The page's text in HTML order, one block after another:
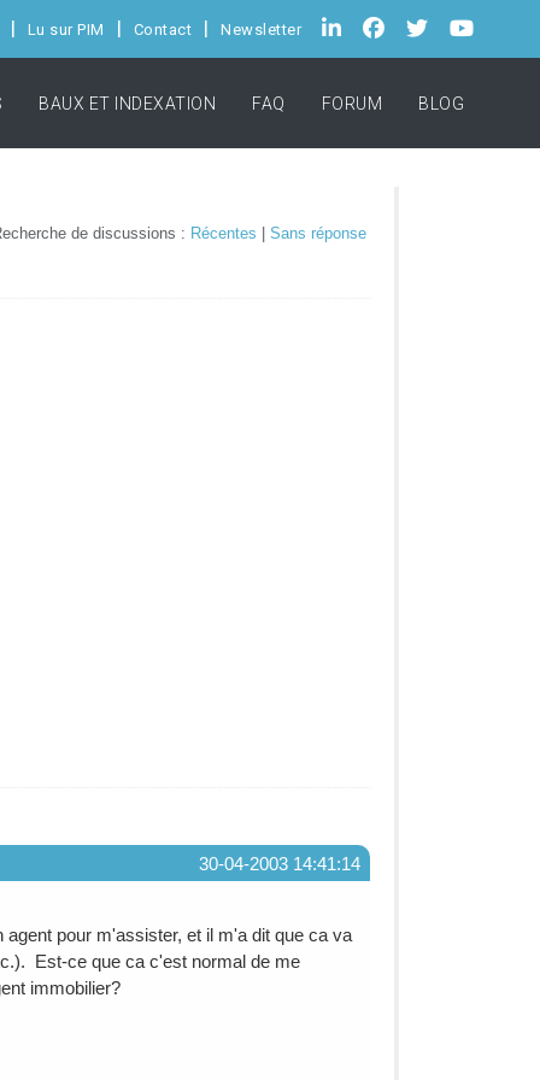
Lu sur PIM Contact Newsletter
BAUX ET INDEXATION FAQ FORUM BLOG
de discussions : Récentes Sans réponse
30-04-2003 14:41:14
pour m'assister, et il m'a dit que ca va
Est-ce que ca c'est normal de me
immobilier?